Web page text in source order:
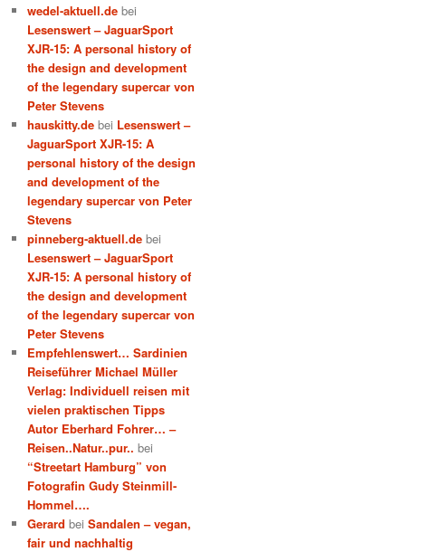
wedel-aktuell.de bei
Lesenswert – JaguarSport
XJR-15: A personal history of
the design and development
of the legendary supercar von
Peter Stevens
hauskitty.de bei Lesenswert –
JaguarSport XJR-15: A
personal history of the design
and development of the
legendary supercar von Peter
Stevens
pinneberg-aktuell.de bei
Lesenswert – JaguarSport
XJR-15: A personal history of
the design and development
of the legendary supercar von
Peter Stevens
Empfehlenswert… Sardinien
Reiseführer Michael Müller
Verlag: Individuell reisen mit
vielen praktischen Tipps
Autor Eberhard Fohrer… –
Reisen..Natur..pur.. bei
“Streetart Hamburg” von
Fotografin Gudy Steinmill-
Hommel….
Gerard bei Sandalen – vegan,
fair und nachhaltig